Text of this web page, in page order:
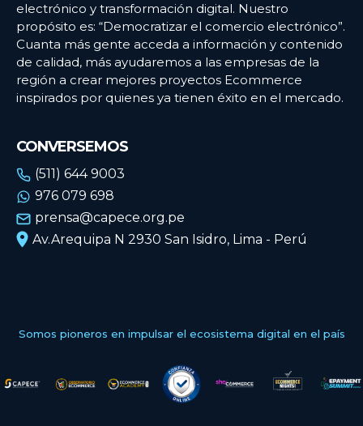
electrónico y transformación digital. Nuestro
propósito es: “Democratizar el comercio electrónico”.
Cuanta más gente acceda a información y contenido
de calidad, más ayudaremos a las empresas de la
región a crear mejores proyectos Ecommerce
inspirados por quienes ya tienen éxito en el mercado.
CONVERSEMOS
(511) 644 9003
976 079 698
prensa@capece.org.pe
Av.Arequipa N 2930 San Isidro, Lima - Perú
Somos pioneros en impulsar el ecosistema digital en el país